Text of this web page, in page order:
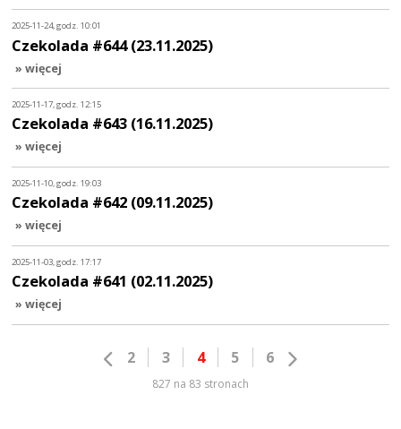
2025-11-24, godz. 10:01
Czekolada #644 (23.11.2025)
» więcej
2025-11-17, godz. 12:15
Czekolada #643 (16.11.2025)
» więcej
2025-11-10, godz. 19:03
Czekolada #642 (09.11.2025)
» więcej
2025-11-03, godz. 17:17
Czekolada #641 (02.11.2025)
» więcej
2 3 4 5 6
827 na 83 stronach